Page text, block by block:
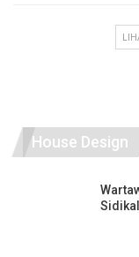
House Design